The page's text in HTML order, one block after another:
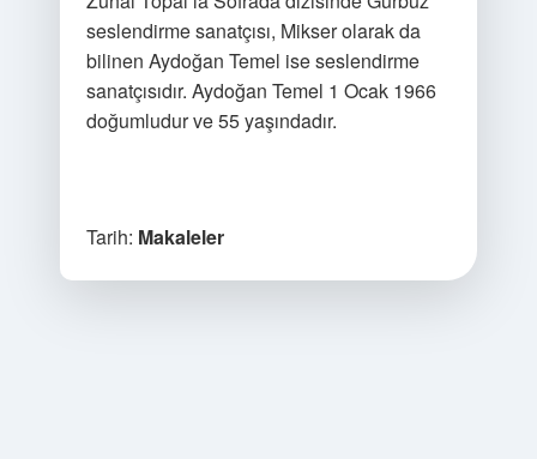
seslendirme sanatçısı, Mikser olarak da
bilinen Aydoğan Temel ise seslendirme
sanatçısıdır. Aydoğan Temel 1 Ocak 1966
doğumludur ve 55 yaşındadır.
Tarih: Makaleler